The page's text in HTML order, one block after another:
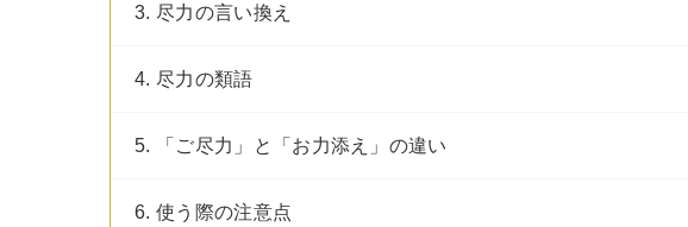
3. 尽力の言い換え
4. 尽力の類語
5. 「ご尽力」と「お力添え」の違い
6. 使う際の注意点